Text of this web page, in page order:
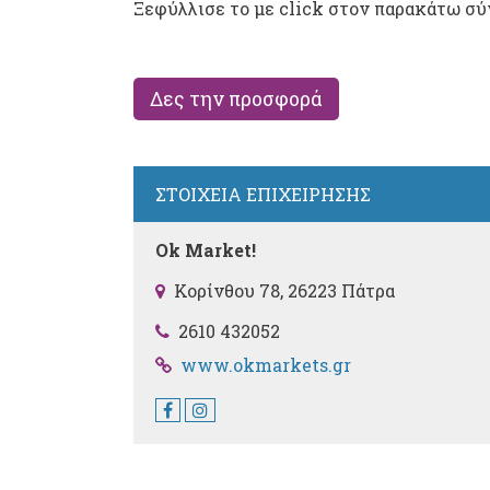
Ξεφύλλισε το με click στον παρακάτω
Δες την προσφορά
ΣΤΟΙΧΕΙΑ ΕΠΙΧΕΙΡΗΣΗΣ
Ok Market!
Κορίνθου 78, 26223 Πάτρα
2610 432052
www.okmarkets.gr